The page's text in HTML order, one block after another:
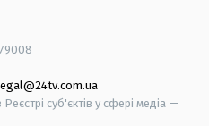
суб'єктів у сфері медіа —